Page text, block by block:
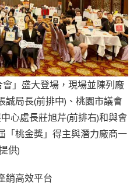
」盛大登場，現場並陳列廠
誠局長(前排中)、桃園市議會
心處長莊旭芹(前排右)和與會
「桃金獎」得主與潛力廠商一
供)
銷高效平台